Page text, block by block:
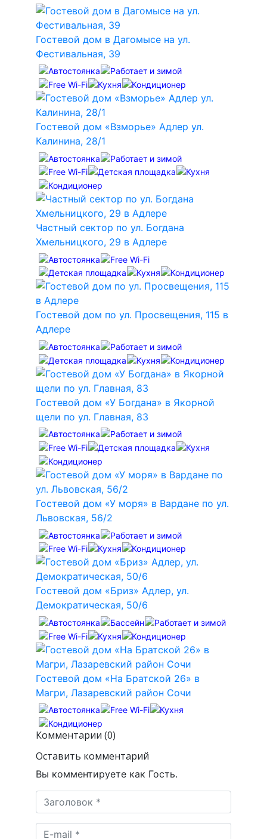
Гостевой дом в Дагомысе на ул.
Фестивальная, 39
Гостевой дом «Взморье» Адлер ул.
Калинина, 28/1
Частный сектор по ул. Богдана
Хмельницкого, 29 в Адлере
Гостевой дом по ул. Просвещения, 115 в
Адлере
Гостевой дом «У Богдана» в Якорной
щели по ул. Главная, 83
Гостевой дом «У моря» в Вардане по ул.
Львовская, 56/2
Гостевой дом «Бриз» Адлер, ул.
Демократическая, 50/6
Гостевой дом «На Братской 26» в
Магри, Лазаревский район Сочи
Комментарии (0)
Оставить комментарий
Вы комментируете как Гость.